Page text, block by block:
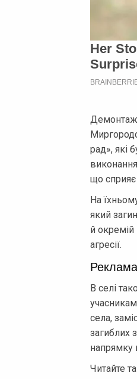
Демонтаж
рад», які
що сприяє
На
який
й окремій
агресії.
Реклама
В селі
села,
загиблих
напрямку
Читайте